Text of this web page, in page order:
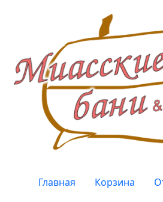
Верхнее меню
Главная Корзина